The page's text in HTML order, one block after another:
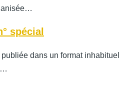
spécial
dans un format inhabituel